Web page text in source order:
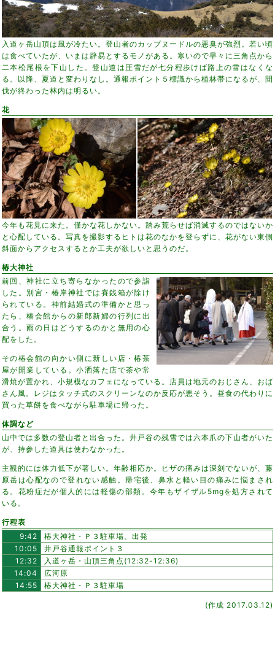
入道ヶ岳山頂は風が冷たい。登山者のカップヌードルの悪臭が強烈。若い頃
は食べていたが、いまは辟易とするモノがある。寒いので早々に三角点から
二本松尾根を下山した。登山道は圧雪だが七分程歩けば路上の雪はなくな
る。以降、夏道と変わりなし。通報ポイント５標識から植林帯になるが、間
伐が終わった林内は明るい。
花
今年も花見に来た。僅かな花しかない。踏み荒らせば消滅するのではないか
と心配している。写真を撮影するヒトは花のなかを登らずに、花がない東側
斜面からアクセスするとか工夫が欲しいと思うのだ。
椿大神社
前回、神社に立ち寄らなかったので参詣
した。別宮・椿岸神社では賽銭箱が除け
られている。神前結婚式の準備かと思っ
たら、椿会館からの新郎新婦の行列に出
合う。雨の日はどうするのかと無用の心
配をした。
その椿会館の向かい側に新しい店・椿茶
屋が開業している。小洒落た店で茶や常
滑焼が置かれ、小規模なカフェになっている。店員は地元のおじさん、おば
さん風。レジはタッチ式のスクリーンなのか反応が悪そう。昼食の代わりに
買った草餅を食べながら駐車場に帰った。
体調など
山中では多数の登山者と出合った。井戸谷の残雪では六本爪の下山者がいた
が、持参した道具は使わなかった。
主観的には体力低下が著しい。年齢相応か。ヒザの痛みは深刻でないが、藤
原岳は心配なので登れない感触。帰宅後、鼻水と軽い目の痛みに悩まされ
る。花粉症だが個人的には軽傷の部類。今年もザイザル5mgを処方されて
いる。
行程表
9:42
椿大神社・Ｐ３駐車場、出発
10:05
井戸谷通報ポイント３
12:32
入道ヶ岳・山頂三角点(12:32-12:36)
14:04
広河原
14:55
椿大神社・Ｐ３駐車場
(作成 2017.03.12)